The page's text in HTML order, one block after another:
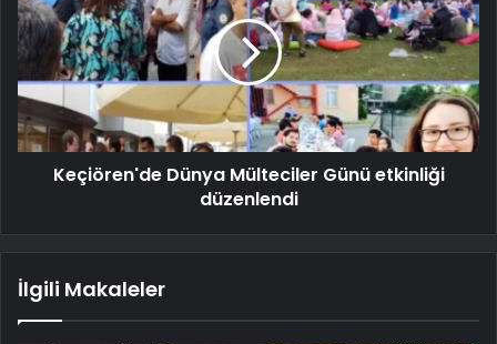
Keçiören'de Dünya Mülteciler Günü etkinliği
düzenlendi
İlgili Makaleler